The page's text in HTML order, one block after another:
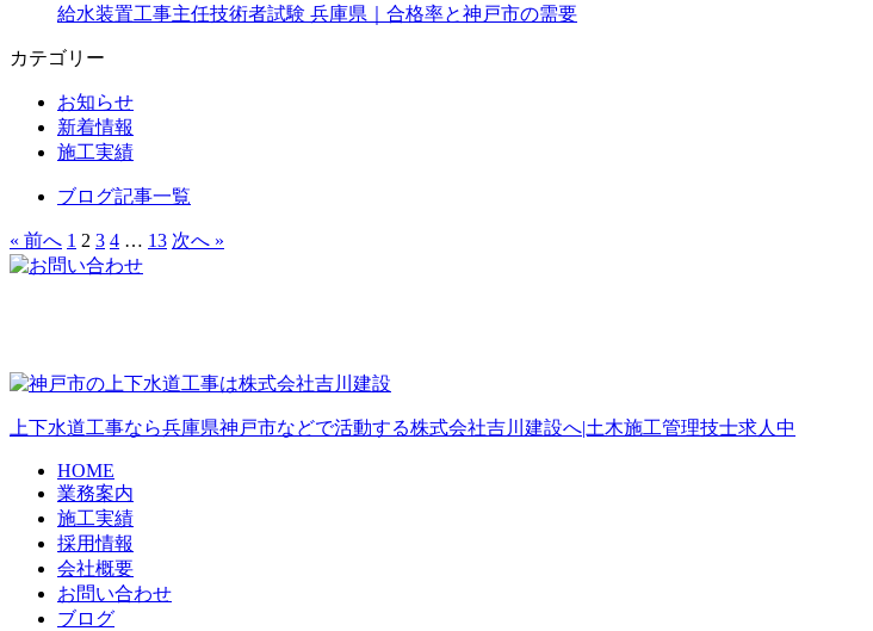
給水装置工事主任技術者試験 兵庫県｜合格率と神戸市の需要
カテゴリー
お知らせ
新着情報
施工実績
ブログ記事一覧
« 前へ 1 2 3 4 … 13 次へ »
上下水道工事なら兵庫県神戸市などで活動する株式会社吉川建設へ|土木施工管理技士求人中
HOME
業務案内
施工実績
採用情報
会社概要
お問い合わせ
ブログ